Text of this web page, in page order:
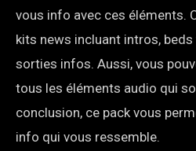
vous info avec ces éléments.
kits news incluant intros,
sorties infos. Aussi, vous
tous les éléments audio qui
conclusion, ce pack vous
info qui vous ressemble.